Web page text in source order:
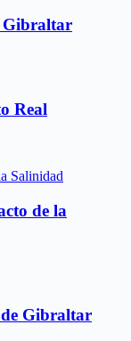
Gibraltar
Real
de la
de Gibraltar